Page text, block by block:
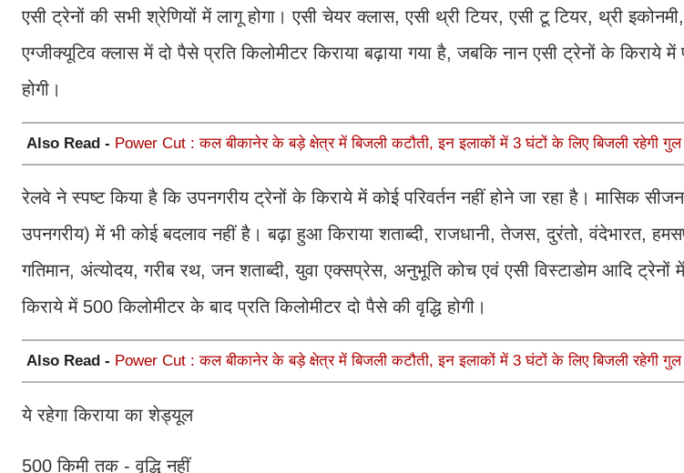
एसी ट्रेनों की सभी श्रेणियों में लागू होगा। एसी चेयर क्लास, एसी थ्री टियर, एसी टू टियर, थ्री
एग्जीक्यूटिव क्लास में दो पैसे प्रति किलोमीटर किराया बढ़ाया गया है, जबकि नान एसी ट्रेनों के किराये
होगी।
Also Read - Power Cut : कल बीकानेर के बड़े क्षेत्र में बिजली कटौती, इन इलाकों में 3 घंटों के लिए बिजली रहेगी गुल
रेलवे ने स्पष्ट किया है कि उपनगरीय ट्रेनों के किराये में कोई परिवर्तन नहीं होने जा रहा है। मासिक
उपनगरीय) में भी कोई बदलाव नहीं है। बढ़ा हुआ किराया शताब्दी, राजधानी, तेजस, दुरंतो, वंदेभारत,
गतिमान, अंत्योदय, गरीब रथ, जन शताब्दी, युवा एक्सप्रेस, अनुभूति कोच एवं एसी विस्टाडोम आदि ट्रेनों
किराये में 500 किलोमीटर के बाद प्रति किलोमीटर दो पैसे की वृद्धि होगी।
Also Read - Power Cut : कल बीकानेर के बड़े क्षेत्र में बिजली कटौती, इन इलाकों में 3 घंटों के लिए बिजली रहेगी गुल
ये रहेगा किराया का शेड्यूल
500 किमी तक - वृद्धि नहीं